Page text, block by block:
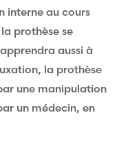
interne au cours
prothèse se
aussi à
la prothèse
une manipulation
un médecin, en